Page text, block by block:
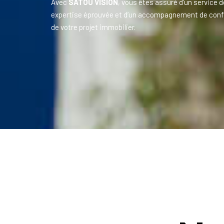
Avec SATOU VISION , vous êtes assuré d’un service
expertise éprouvée et d’un accompagnement de
de votre projet immobilier.